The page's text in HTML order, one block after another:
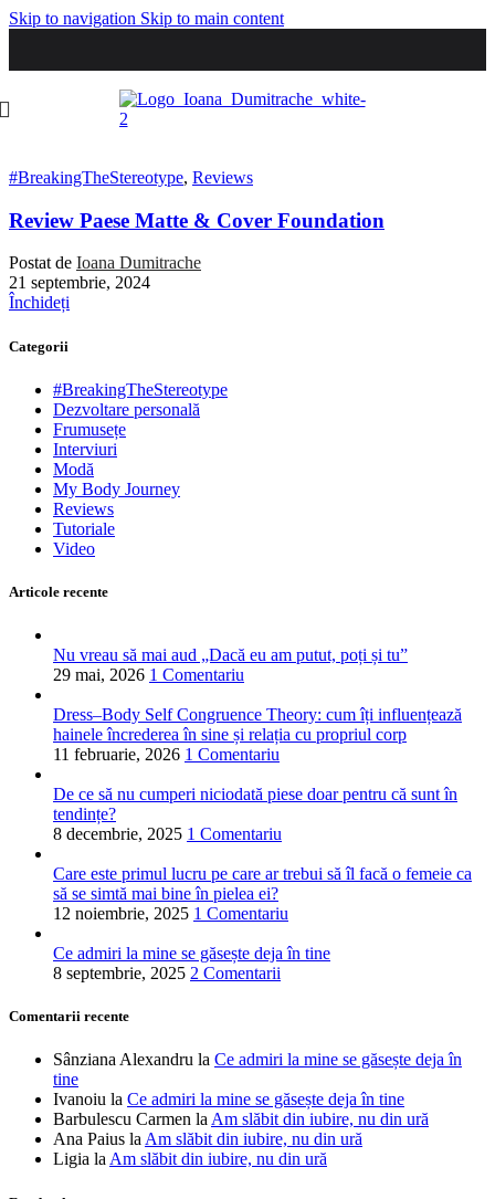
Skip to navigation Skip to main content
#BreakingTheStereotype, Reviews
Review Paese Matte & Cover Foundation
Postat de Ioana Dumitrache
21 septembrie, 2024
Închideți
Categorii
#BreakingTheStereotype
Dezvoltare personală
Frumusețe
Interviuri
Modă
My Body Journey
Reviews
Tutoriale
Video
Articole recente
Nu vreau să mai aud „Dacă eu am putut, poți și tu”
29 mai, 2026 1 Comentariu
Dress–Body Self Congruence Theory: cum îți influențează
hainele încrederea în sine și relația cu propriul corp
11 februarie, 2026 1 Comentariu
De ce să nu cumperi niciodată piese doar pentru că sunt în
tendințe?
8 decembrie, 2025 1 Comentariu
Care este primul lucru pe care ar trebui să îl facă o femeie ca
să se simtă mai bine în pielea ei?
12 noiembrie, 2025 1 Comentariu
Ce admiri la mine se găsește deja în tine
8 septembrie, 2025 2 Comentarii
Comentarii recente
Sânziana Alexandru la Ce admiri la mine se găsește deja în
tine
Ivanoiu la Ce admiri la mine se găsește deja în tine
Barbulescu Carmen laAm slăbit din iubire, nu din ură
Ana Paius laAm slăbit din iubire, nu din ură
Ligia laAm slăbit din iubire, nu din ură